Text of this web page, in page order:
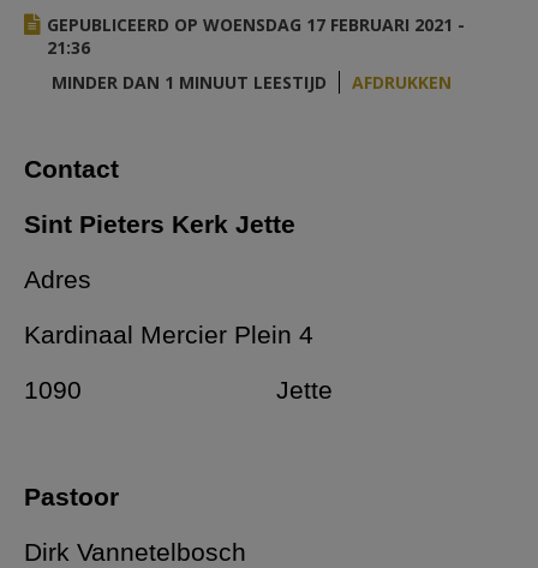
AANMELDEN OF REGISTREREN
GEPUBLICEERD OP WOENSDAG 17 FEBRUARI 2021 -
21:36
MINDER DAN 1 MINUUT LEESTIJD
AFDRUKKEN
Contact
Sint Pieters Kerk Jette
Adres
Kardinaal Mercier Plein 4
1090 Jette
Pastoor
Dirk Vannetelbosch